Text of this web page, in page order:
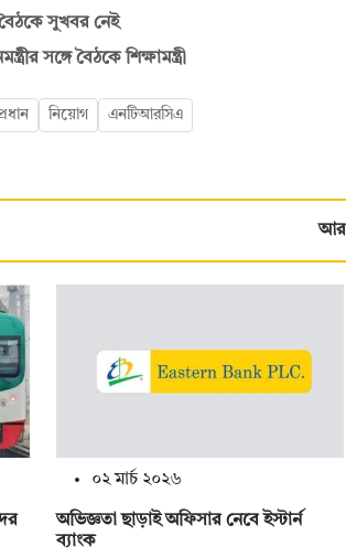
বৈঠকে সুখবর নেই
সঙ্গে বৈঠকে শিক্ষামন্ত্রী
নিয়োগ এনটিআরসিএ
০২ মার্চ ২০২৬
অভিজ্ঞতা ছাড়াই অফিসার নেবে ইস্টার্ন
ব্যাংক